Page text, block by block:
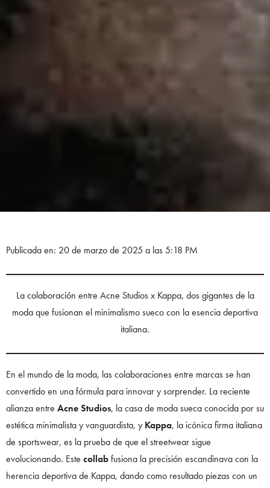
Publicada en: 20 de marzo de 2025 a las 5:18 PM
La colaboración entre Acne Studios x Kappa, dos gigantes de la
moda que fusionan el minimalismo sueco con la esencia deportiva
italiana.
En el mundo de la moda, las colaboraciones entre marcas se han
convertido en una fórmula para innovar y sorprender. La reciente
alianza entre Acne Studios, la casa de moda sueca conocida por su
estética minimalista y vanguardista, y Kappa, la icónica firma italiana
de sportswear, es la prueba de que el streetwear sigue
evolucionando. Este collabfusiona la precisión escandinava con la
herencia deportiva de Kappa, dando como resultado piezas con un